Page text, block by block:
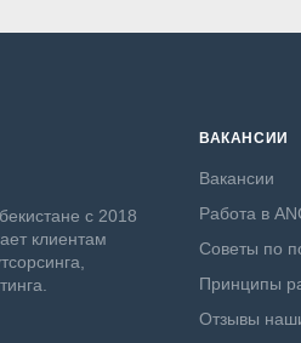
с 2018
клиентам
ВАКАНСИИ
Вакансии
Работа в
Советы по
Принципы
Отзывы